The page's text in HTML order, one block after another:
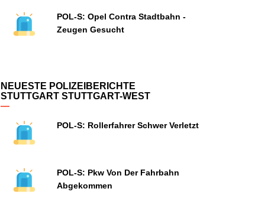
POL-S: Opel Contra Stadtbahn -
Zeugen Gesucht
NEUESTE POLIZEIBERICHTE
STUTTGART STUTTGART-WEST
POL-S: Rollerfahrer Schwer Verletzt
POL-S: Pkw Von Der Fahrbahn
Abgekommen